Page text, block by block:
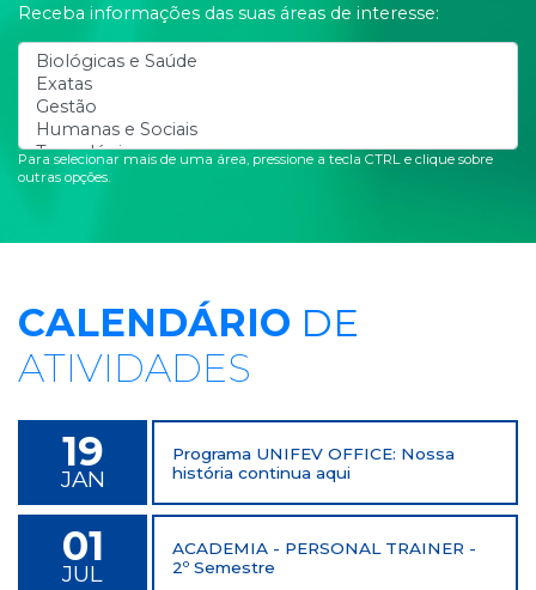
Receba informações das suas áreas de interesse:
Para selecionar mais de uma área, pressione a tecla CTRL e clique sobre
outras opções.
CALENDÁRIO DE
ATIVIDADES
19
JAN
Programa UNIFEV OFFICE: Nossa
história continua aqui
01
JUL
ACADEMIA - PERSONAL TRAINER -
2º Semestre